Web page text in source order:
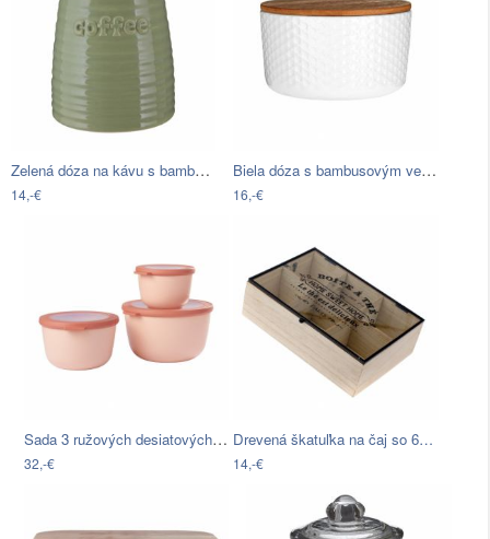
Zelená dóza na kávu s bambusovým…
14,-€
Biela dóza s bambusovým vekom Premier…
16,-€
Sada 3 ružových desiatových nádob Rosti…
32,-€
Drevená škatuľka na čaj so 6…
14,-€